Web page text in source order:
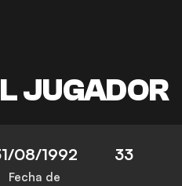
JUGADOR
08/1992
Fecha de
33